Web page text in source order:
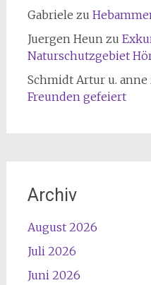
Gabriele zu
Juergen Heun zu
Naturschutzgebiet
Schmidt Artur u. anne
Freunden gefeiert
Archiv
August 2026
Juli 2026
Juni 2026